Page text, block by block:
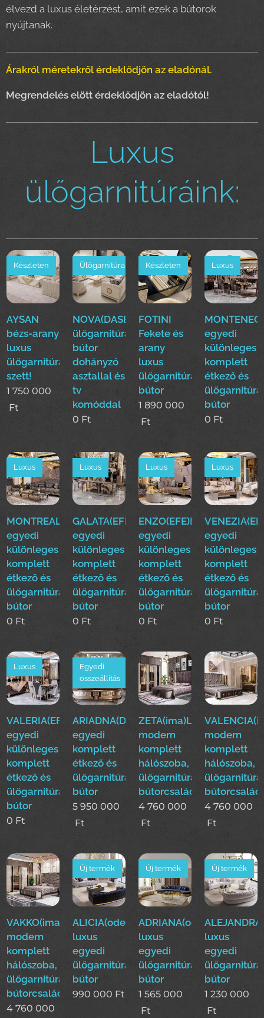
élvezd a luxus életérzést, amit ezek a bútorok
nyújtanak.
Árakról méretekről érdeklődjön az eladónál.
Megrendelés elött érdeklődjön az eladótól!
Luxus
ülőgarnitúráink:
AYSAN
bézs-arany
luxus
ülőgarnitúra
szett!
Készleten
1 750 000
Ft
NOVA(DASE)
ülőgarnitúra
bútor
dohányzó
asztallal és
tv
komóddal
Ülőgarnitúra
0 Ft
FOTINI
Fekete és
arany
luxus
ülőgarnitúra
bútor
Készleten
1 890 000
Ft
egyedi
különleges
komplett
étkező és
ülőgarnitúra
bútor
Luxus
0 Ft
MONTREAL(EFE)Luxus
egyedi
különleges
komplett
étkező és
ülőgarnitúra
bútor
Luxus
0 Ft
GALATA(EFE)Luxus
egyedi
különleges
komplett
étkező és
ülőgarnitúra
bútor
Luxus
0 Ft
ENZO(EFE)Luxus
egyedi
különleges
komplett
étkező és
ülőgarnitúra
bútor
Luxus
0 Ft
egyedi
különleges
komplett
étkező és
ülőgarnitúra
bútor
Luxus
0 Ft
VALERIA(EFE)Luxus
egyedi
különleges
komplett
étkező és
ülőgarnitúra
bútor
Luxus
0 Ft
ARIADNA(Duy)Luxus
egyedi
komplett
étkező és
ülőgarnitúra
bútor
Egyedi
összeállítás
5 950 000
Ft
ZETA(ima)Luxus
modern
komplett
hálószoba,
ülőgarnitúra,étkező
bútorcsalád!
4 760 000
Ft
modern
komplett
hálószoba,
bútorcsalád!
4 760 000
Ft
VAKKO(ima)Luxus
modern
komplett
hálószoba,
ülőgarnitúra,étkező
bútorcsalád!
4 760 000
ALICIA(ode)
luxus
egyedi
ülőgarnitúra
bútor
Új termék
990 000 Ft
ADRIANA(ode)
luxus
egyedi
ülőgarnitúra
bútor
Új termék
1 565 000
Ft
luxus
egyedi
ülőgarnitúra
bútor
Új termék
1 230 000
Ft